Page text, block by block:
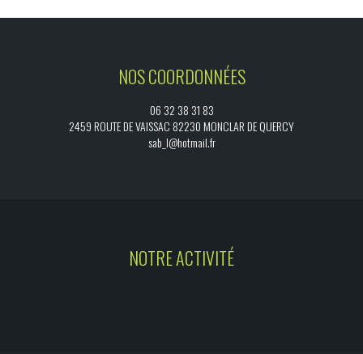
NOS COORDONNÉES
06 32 38 31 83
2459 ROUTE DE VAISSAC 82230 MONCLAR DE QUERCY
sab_l@hotmail.fr
NOTRE ACTIVITÉ